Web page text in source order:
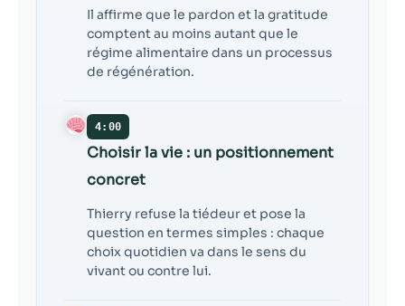
Il affirme que le pardon et la gratitude
comptent au moins autant que le
régime alimentaire dans un processus
de régénération.
4:00
Choisir la vie : un positionnement
concret
Thierry refuse la tiédeur et pose la
question en termes simples : chaque
choix quotidien va dans le sens du
vivant ou contre lui.